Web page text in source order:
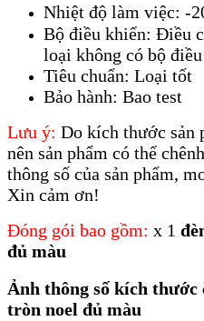
Nhiệt độ làm việc:
Bộ điều khiển: Điều
loại không có bộ
Tiêu chuẩn: Loại tốt
Bảo hành: Bao test
Lưu ý: Do kích thước sản
nên sản phẩm có thể
thông số của sản phẩm,
Xin cảm ơn!
​Đóng gói bao gồm: x 1
đủ màu
Ảnh thông số kích thước
tròn noel đủ màu